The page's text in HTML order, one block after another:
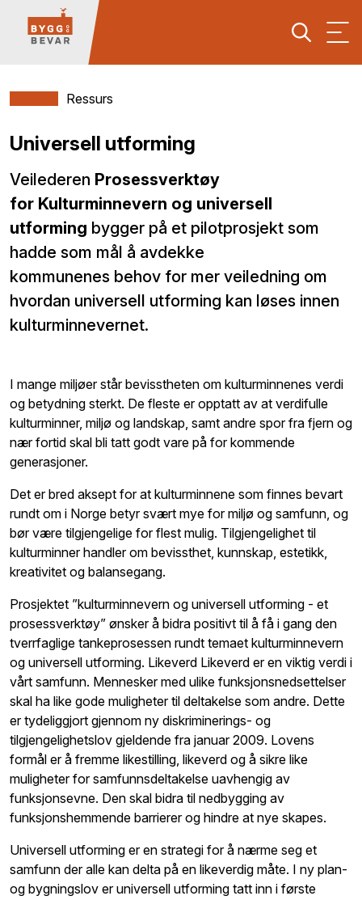
Ressurs
Universell utforming
Veilederen Prosessverktøy
for Kulturminnevern og universell
utforming bygger på et pilotprosjekt som
hadde som mål å avdekke
kommunenes behov for mer veiledning om
hvordan universell utforming kan løses innen
kulturminnevernet.
I mange miljøer står bevisstheten om kulturminnenes verdi
og betydning sterkt. De fleste er opptatt av at verdifulle
kulturminner, miljø og landskap, samt andre spor fra fjern og
nær fortid skal bli tatt godt vare på for kommende
generasjoner.
Det er bred aksept for at kulturminnene som finnes bevart
rundt om i Norge betyr svært mye for miljø og samfunn, og
bør være tilgjengelige for flest mulig. Tilgjengelighet til
kulturminner handler om bevissthet, kunnskap, estetikk,
kreativitet og balansegang.
Prosjektet ”kulturminnevern og universell utforming - et
prosessverktøy” ønsker å bidra positivt til å få i gang den
tverrfaglige tankeprosessen rundt temaet kulturminnevern
og universell utforming. Likeverd Likeverd er en viktig verdi i
vårt samfunn. Mennesker med ulike funksjonsnedsettelser
skal ha like gode muligheter til deltakelse som andre. Dette
er tydeliggjort gjennom ny diskriminerings- og
tilgjengelighetslov gjeldende fra januar 2009. Lovens
formål er å fremme likestilling, likeverd og å sikre like
muligheter for samfunnsdeltakelse uavhengig av
funksjonsevne. Den skal bidra til nedbygging av
funksjonshemmende barrierer og hindre at nye skapes.
Universell utforming er en strategi for å nærme seg et
samfunn der alle kan delta på en likeverdig måte. I ny plan-
og bygningslov er universell utforming tatt inn i første